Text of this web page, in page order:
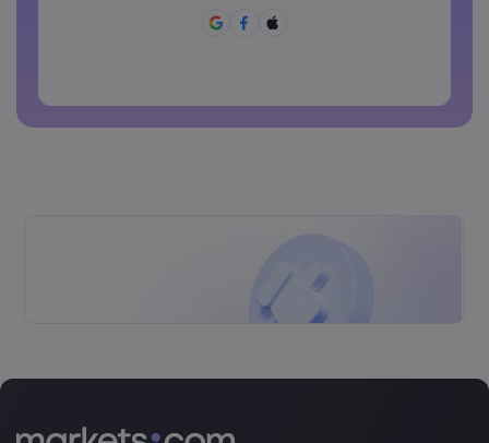
Passwörter dürfen nicht allgemein geläufig sein